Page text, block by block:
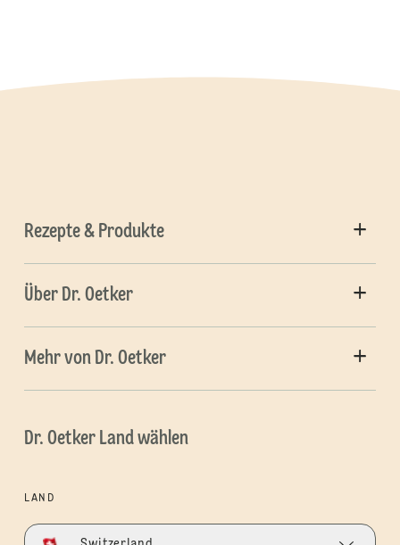
Rezepte & Produkte
Über Dr. Oetker
Mehr von Dr. Oetker
Dr. Oetker Land wählen
LAND